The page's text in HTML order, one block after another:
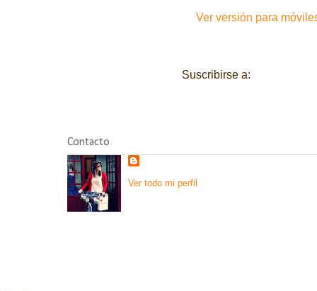
Ver versión para
Suscribirse a:
Contacto
Ver todo mi perfil